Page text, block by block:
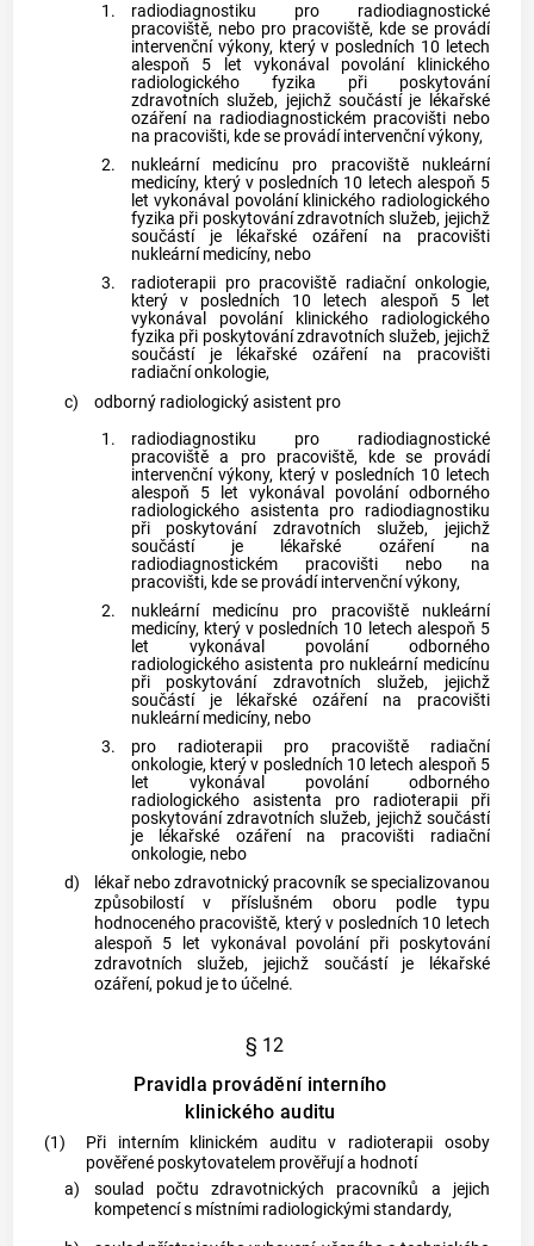
1.
radiodiagnostiku pro radiodiagnostické
pracoviště, nebo pro pracoviště, kde se provádí
intervenční výkony, který v posledních 10 letech
alespoň 5 let vykonával povolání klinického
radiologického fyzika při poskytování
zdravotních služeb, jejichž součástí je lékařské
ozářenína radiodiagnostickém pracovišti nebo
na pracovišti, kde se provádí intervenční výkony,
2.
nukleární medicínu pro pracoviště nukleární
medicíny, který v posledních 10 letech alespoň 5
let vykonával povolání klinického radiologického
fyzika při poskytování zdravotních služeb, jejichž
součástí je
lékařské ozářenína pracovišti
nukleární medicíny, nebo
3.
radioterapii pro pracoviště radiační onkologie,
který v posledních 10 letech alespoň 5 let
vykonával povolání klinického radiologického
fyzika při poskytování zdravotních služeb, jejichž
součástí je
lékařské ozářenína pracovišti
radiační onkologie,
c)
odborný radiologický asistent pro
1.
radiodiagnostiku pro radiodiagnostické
pracoviště a pro pracoviště, kde se provádí
intervenční výkony, který v posledních 10 letech
alespoň 5 let vykonával povolání odborného
radiologického asistenta pro radiodiagnostiku
při poskytování zdravotních služeb, jejichž
součástí je
lékařské ozářenína
radiodiagnostickém pracovišti nebo na
pracovišti, kde se provádí intervenční výkony,
2.
nukleární medicínu pro pracoviště nukleární
medicíny, který v posledních 10 letech alespoň 5
let vykonával povolání odborného
radiologického asistenta pro nukleární medicínu
při poskytování zdravotních služeb, jejichž
součástí je
lékařské ozářenína pracovišti
nukleární medicíny, nebo
3.
pro radioterapii pro pracoviště radiační
onkologie, který v posledních 10 letech alespoň 5
let vykonával povolání odborného
radiologického asistenta pro radioterapii při
poskytování zdravotních služeb, jejichž součástí
je
lékařské ozářenína pracovišti radiační
onkologie, nebo
d)
lékař nebo zdravotnický pracovník se specializovanou
způsobilostí v příslušném oboru podle typu
hodnoceného pracoviště, který v posledních 10 letech
alespoň 5 let vykonával povolání při poskytování
zdravotních služeb, jejichž součástí je
lékařské
ozáření, pokud je to účelné.
§ 12
Pravidla provádění interního
klinického auditu
(1)
Při interním klinickém auditu v radioterapii osoby
pověřené poskytovatelem prověřují a hodnotí
a)
soulad počtu zdravotnických pracovníků a jejich
kompetencí s místními radiologickými standardy,